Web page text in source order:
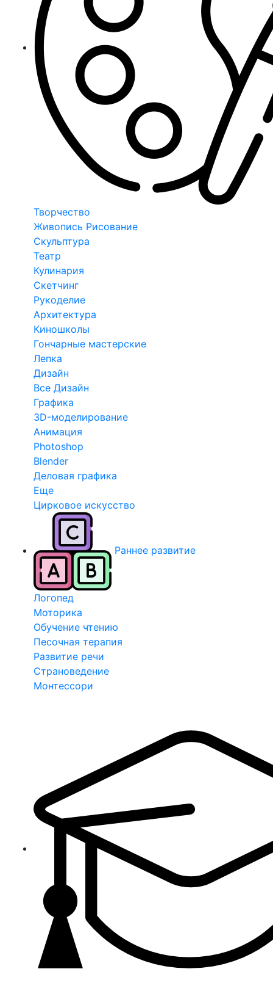
Творчество
Живопись Рисование
Скульптура
Театр
Кулинария
Скетчинг
Рукоделие
Архитектура
Киношколы
Гончарные мастерские
Лепка
Дизайн
Все Дизайн
Графика
3D-моделирование
Анимация
Photoshop
Blender
Деловая графика
Еще
Цирковое искусство
Раннее развитие
Логопед
Моторика
Обучение чтению
Песочная терапия
Развитие речи
Страноведение
Монтессори